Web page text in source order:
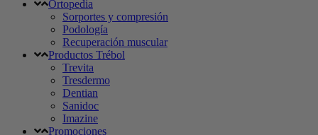
Ortopedia
Sorportes y compresión
Podología
Recuperación muscular
Productos Trébol
Trevita
Tresdermo
Dentian
Sanidoc
Imazine
Promociones